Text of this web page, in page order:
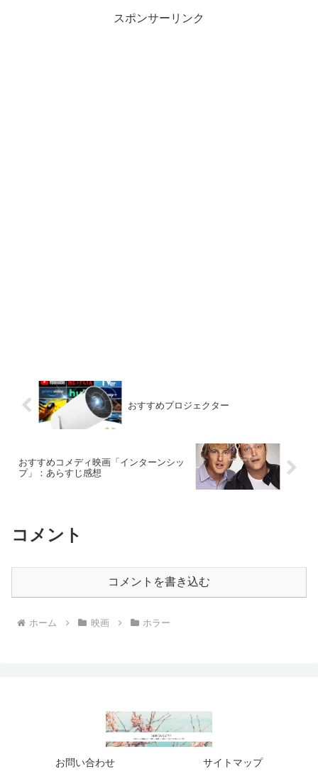
スポンサーリンク
おすすめプロジェクター
おすすめコメディ映画「インターンシッ
プ」：あらすじ感想
コメント
コメントを書き込む
ホーム 映画 ホラー
お問い合わせ サイトマップ